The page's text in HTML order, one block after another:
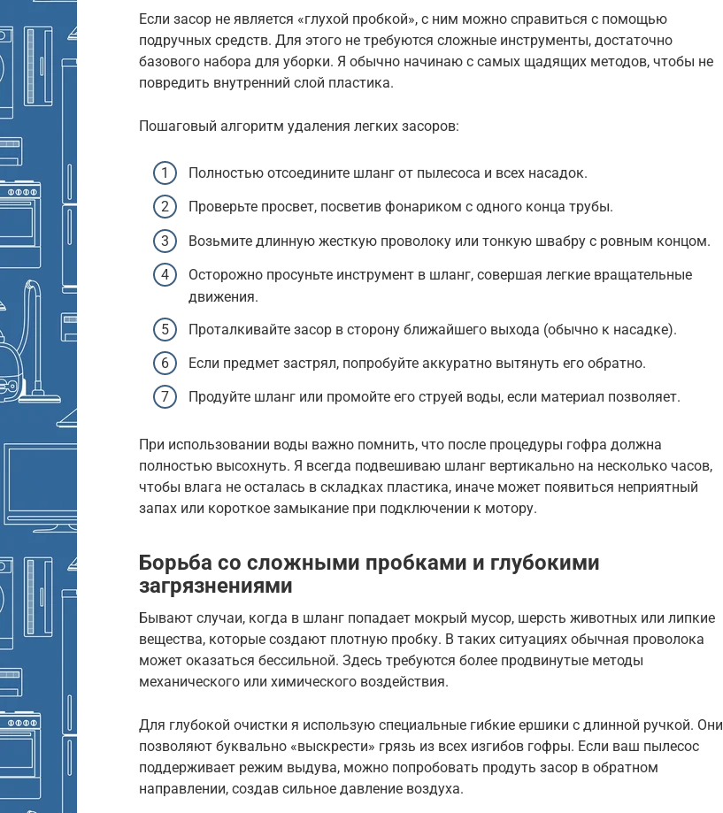
Если засор не является «глухой пробкой», с ним можно справиться с помощью
подручных средств. Для этого не требуются сложные инструменты, достаточно
базового набора для уборки. Я обычно начинаю с самых щадящих методов, чтобы не
повредить внутренний слой пластика.
Пошаговый алгоритм удаления легких засоров:
Полностью отсоедините шланг от пылесоса и всех насадок.
Проверьте просвет, посветив фонариком с одного конца трубы.
Возьмите длинную жесткую проволоку или тонкую швабру с ровным концом.
Осторожно просуньте инструмент в шланг, совершая легкие вращательные
движения.
Проталкивайте засор в сторону ближайшего выхода (обычно к насадке).
Если предмет застрял, попробуйте аккуратно вытянуть его обратно.
Продуйте шланг или промойте его струей воды, если материал позволяет.
При использовании воды важно помнить, что после процедуры гофра должна
полностью высохнуть. Я всегда подвешиваю шланг вертикально на несколько часов,
чтобы влага не осталась в складках пластика, иначе может появиться неприятный
запах или короткое замыкание при подключении к мотору.
Борьба со сложными пробками и глубокими
загрязнениями
Бывают случаи, когда в шланг попадает мокрый мусор, шерсть животных или липкие
вещества, которые создают плотную пробку. В таких ситуациях обычная проволока
может оказаться бессильной. Здесь требуются более продвинутые методы
механического или химического воздействия.
Для глубокой очистки я использую специальные гибкие ершики с длинной ручкой. Они
позволяют буквально «выскрести» грязь из всех изгибов гофры. Если ваш пылесос
поддерживает режим выдува, можно попробовать продуть засор в обратном
направлении, создав сильное давление воздуха.